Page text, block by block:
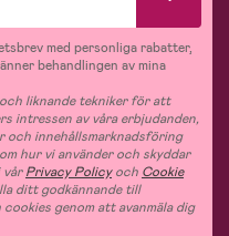
med personliga rabatter,
behandlingen av mina
liknande tekniker för att
intressen av våra erbjudanden,
och innehållsmarknadsföring
hur vi använder och skyddar
vårPrivacy Policyoch Cookie
ditt godkännande till
genom att avanmäla dig